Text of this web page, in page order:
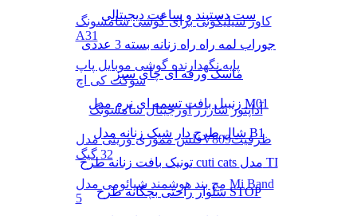
کاور سیلیکونی برای گوشی سامسونگ
A31
پایه نگهدارنده گوشی موبایل پاپ
سوکت کی اچ
آداپتور شارژر اورجینال سامسونگ
فلش مموری وریتی مدلV809ظرفیت
32 گیگ
مچ بند هوشمند شیائومی مدل Mi Band
5
ست دستبند و ساعت دیجیتالی
جوراب لمه راه راه زنانه بسته 3 عددی
ماسک ورقه ای چای سبز
زنبیل بافت تسمه ای نرم مدل M01
شال طرح دار شیک زنانه مدل B1
تونیک بافت زنانه طرح cuti cats مدل TI
شلوار راحتی بچگانه طرح STOP